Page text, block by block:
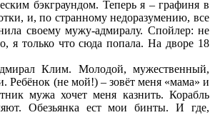
бэкграундом. Теперь я – графиня в
и, по странному недоразумению, все
своему мужу-адмиралу. Спойлер: не
я только что сюда попала. На дворе 18
Клим. Молодой, мужественный,
Ребёнок (не мой!) – зовёт меня «мама» и
мужа хочет меня казнить. Корабль
Обезьянка ест мои бинты. И где,